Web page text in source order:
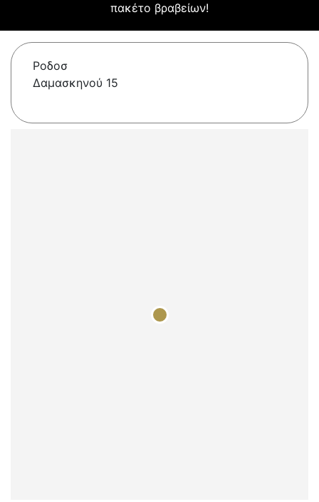
πακέτο βραβείων!
Ροδοσ
Δαμασκηνού 15